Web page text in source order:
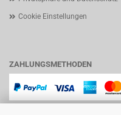
Cookie Einstellungen
ZAHLUNGSMETHODEN